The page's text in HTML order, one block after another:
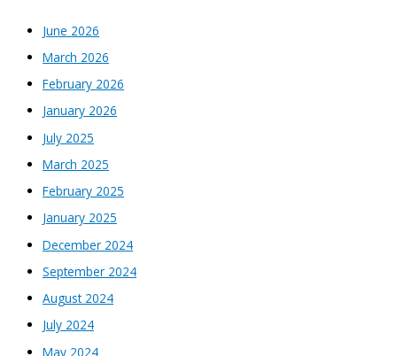
June 2026
March 2026
February 2026
January 2026
July 2025
March 2025
February 2025
January 2025
December 2024
September 2024
August 2024
July 2024
May 2024